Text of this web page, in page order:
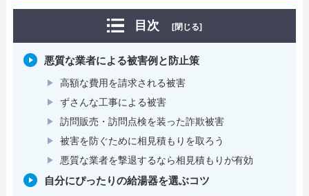
目次 [閉じる]
悪質な業者による被害例と防止策
高額な費用を請求される被害
ずさんな工事による被害
訪問販売・訪問点検を装った詐欺被害
被害を防ぐために相見積もりを取ろう
悪質な業者を撃退するなら相見積もりが有効
自分にぴったりの給湯器を選ぶコツ